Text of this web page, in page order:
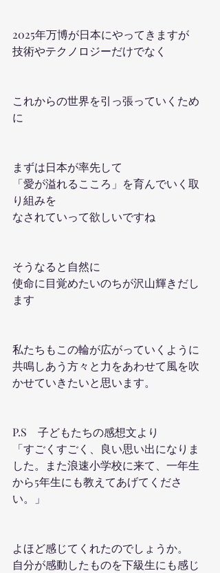
2025年万博が日本にやってきますが
技術やテクノロジーだけでなく
これからの世界を引っ張っていくため
に
まずは日本が率先して
「愛が溢れるこころ」を育んでいく取
り組みを
なされていって欲しいですね
そうなると自然に
使命に目覚めたいのちが沢山輝きだし
ます
私たちもこの輪が広がっていくように
共鳴しあう方々と力をあわせて風を吹
かせていきたいと思います。
P.S　子どもたちの感想文より
「すごくすごく、良い思い出になりま
した。また浪速小学校に来て、一年生
から5年生にも教えてあげてくださ
い。」
よほど感じてくれたのでしょうか。
自分が感動したものを下級生にも感じ